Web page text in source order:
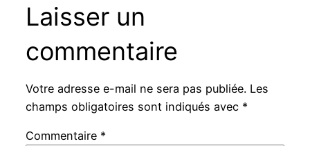
Laisser un
commentaire
Votre adresse e-mail ne sera pas publiée. Les
champs obligatoires sont indiqués avec *
Commentaire *